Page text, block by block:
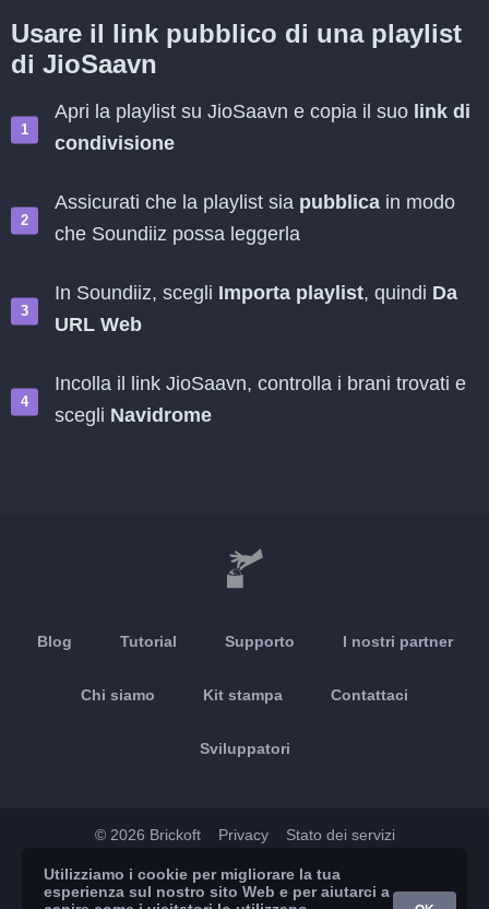
Usare il link pubblico di una playlist
di JioSaavn
Apri la playlist su JioSaavn e copia il suo link di
condivisione
Assicurati che la playlist sia pubblica in modo
che Soundiiz possa leggerla
In Soundiiz, scegli Importa playlist, quindi Da
URL Web
Incolla il link JioSaavn, controlla i brani trovati e
scegli Navidrome
Blog Tutorial Supporto I nostri partner
Chi siamo Kit stampa Contattaci
Sviluppatori
© 2026 Brickoft Privacy Stato dei servizi
App Store Google Play
Utilizziamo i cookie per migliorare la tua
esperienza sul nostro sito Web e per aiutarci a